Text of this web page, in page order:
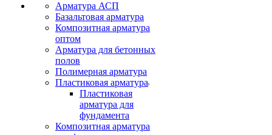
Арматура АСП
Базальтовая арматура
Композитная арматура
оптом
Арматура для бетонных
полов
Полимерная арматура
Пластиковая арматура
Пластиковая
арматура для
фундамента
Композитная арматура